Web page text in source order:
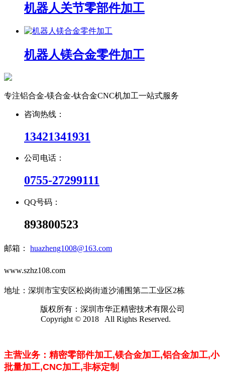
机器人关节零部件加工
机器人镁合金零件加工
专注铝合金-镁合金-钛合金CNC机加工一站式服务
咨询热线：
13421341931
公司电话：
0755-27299111
QQ号码：
893800523
邮箱： huazheng1008@163.com
www.szhz108.com
地址：深圳市宝安区松岗街道沙浦围第二工业区2栋
版权所有：深圳市华正精密技术有限公司
Copyright © 2018 All Rights Reserved.
主营业务：精密零部件加工,镁合金加工,铝合金加工,小
批量加工,CNC加工,非标定制